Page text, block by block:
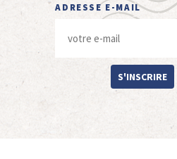
ADRESSE E-MAIL
S'INSCRIRE